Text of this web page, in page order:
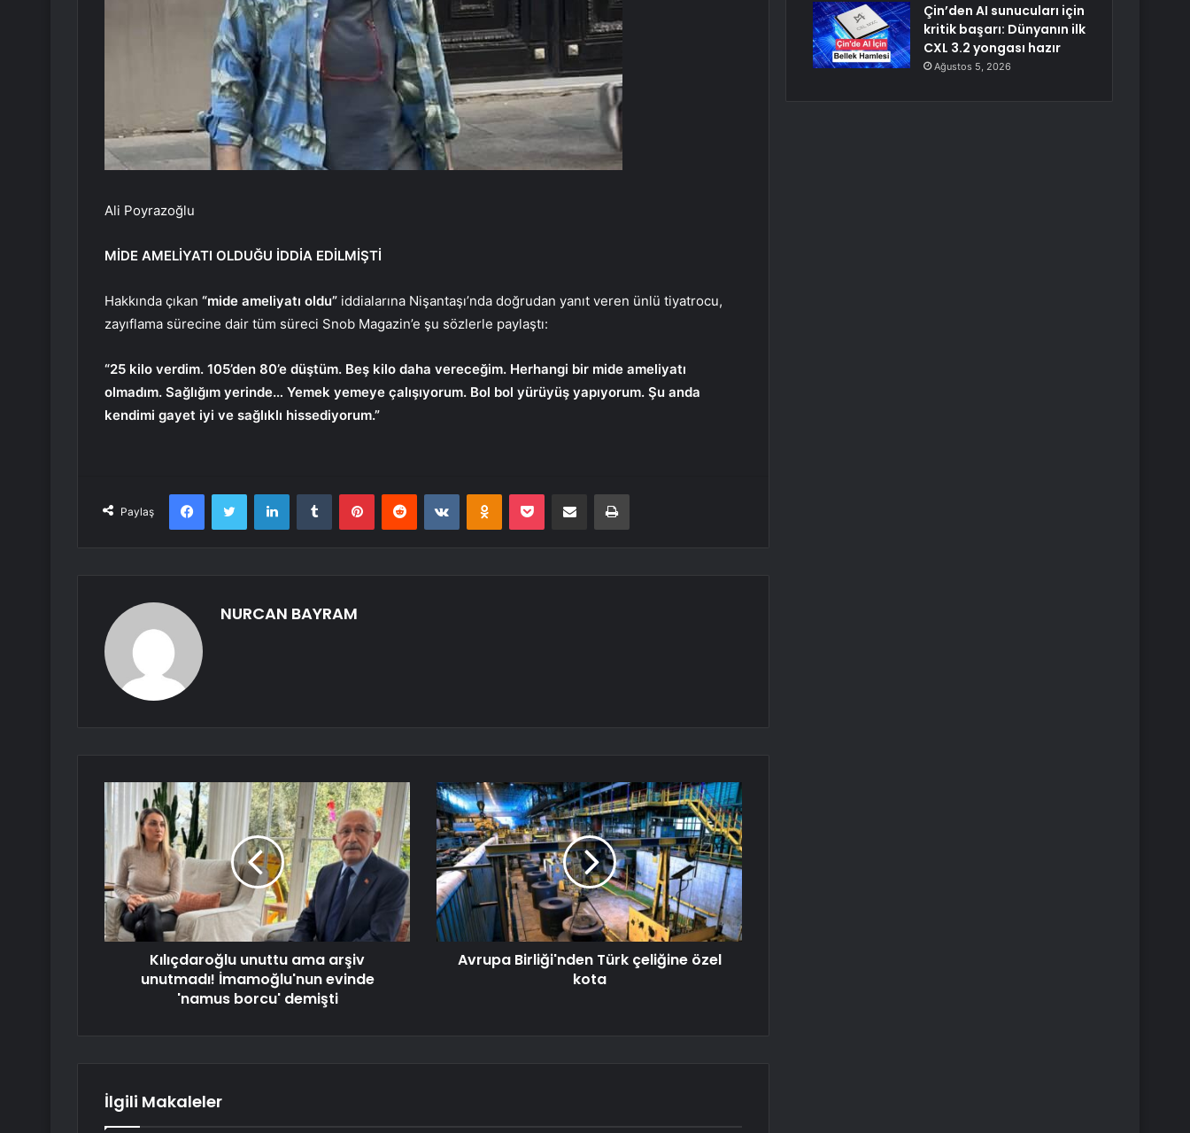
Ali Poyrazoğlu
MİDE AMELİYATI OLDUĞU İDDİA EDİLMİŞTİ
Hakkında çıkan “mide ameliyatı oldu” iddialarına Nişantaşı’nda doğrudan yanıt veren ünlü tiyatrocu,
zayıflama sürecine dair tüm süreci Snob Magazin’e şu sözlerle paylaştı:
“25 kilo verdim. 105’den 80’e düştüm. Beş kilo daha vereceğim. Herhangi bir mide ameliyatı
olmadım. Sağlığım yerinde… Yemek yemeye çalışıyorum. Bol bol yürüyüş yapıyorum. Şu anda
kendimi gayet iyi ve sağlıklı hissediyorum.”
Paylaş
FacebookTwitter LinkedInTumblr PinterestReddit VKontakteOdnoklassniki
Pocket E-Posta ile paylaş Yazdır
NURCAN BAYRAM
Kılıçdaroğlu unuttu ama arşiv
unutmadı! İmamoğlu'nun evinde
'namus borcu' demişti
Avrupa Birliği'nden Türk çeliğine özel
kota
İlgili Makaleler
Çin’den AI sunucuları için
kritik başarı: Dünyanın ilk
CXL 3.2 yongası hazır
Ağustos 5, 2026